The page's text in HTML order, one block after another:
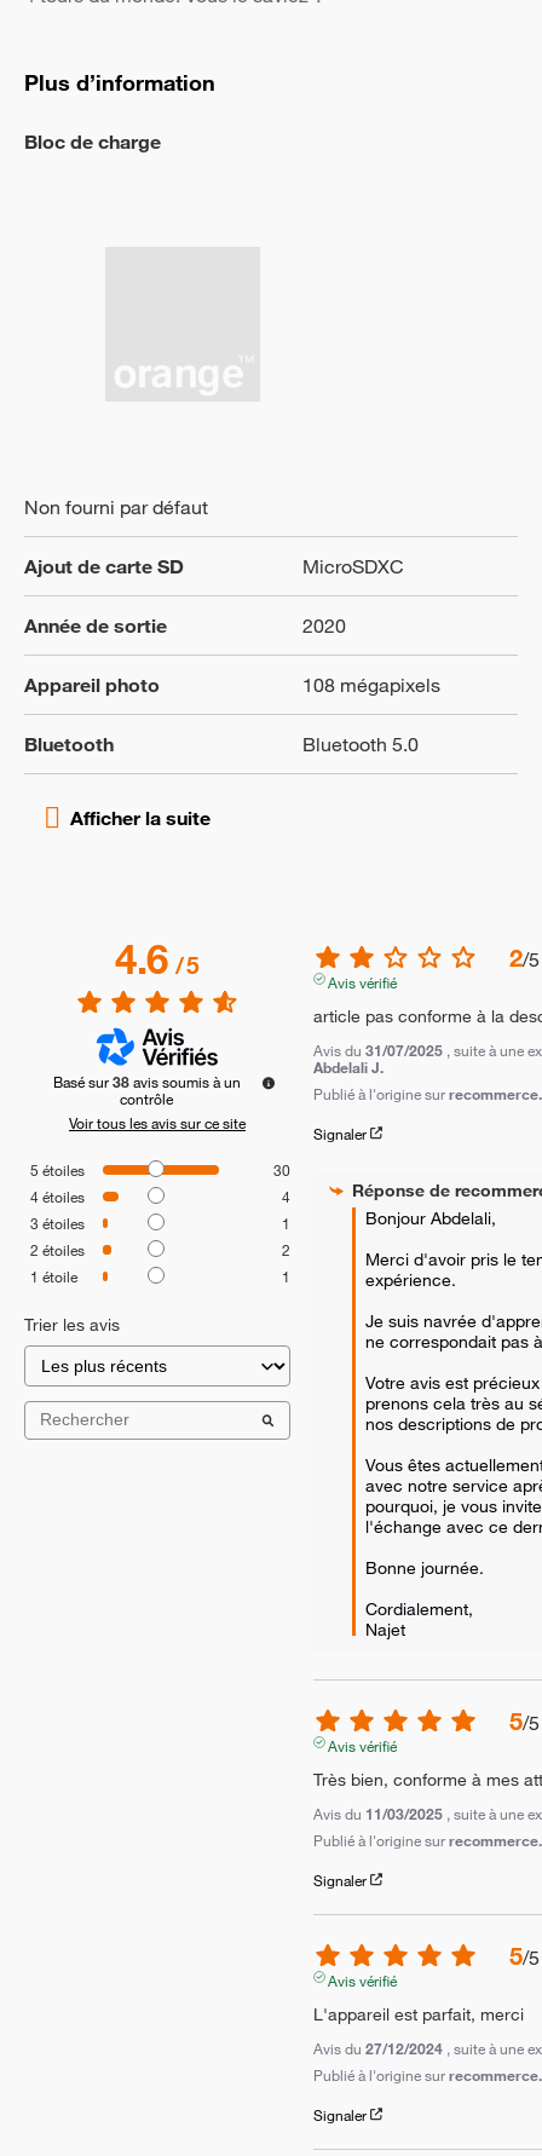
Plus d’information
Bloc de charge
Non fourni par défaut
Ajout de carte SD MicroSDXC
Année de sortie 2020
Appareil photo 108 mégapixels
Bluetooth Bluetooth 5.0
4.6/5
Basé sur38 avis soumis à un
contrôle
Voir tous les avis sur ce site
5 étoiles
30
4étoiles
4
3 étoiles
1
2 étoiles
2
1 étoile 1
Trier les avis
2/5
Avis vérifié
article pas conforme à la
Avis du 31/07/2025 , suite à une
Abdelali J.
Publié à l'origine sur
Signaler
Réponse de
Bonjour Abdelali,
Merci d'avoir pris le
expérience.
Je suis navrée
ne correspondait pas
Votre avis est
prenons cela très au
nos descriptions de
Vous êtes
avec notre service
pourquoi, je vous
l'échange avec ce
Bonne journée.
Cordialement,
Najet
5/5
Avis vérifié
Très bien, conforme à mes
Avis du 11/03/2025 , suite à une
Publié à l'origine sur
Signaler
5/5
Avis vérifié
L'appareil est parfait, merci
Avis du 27/12/2024 , suite à une
Publié à l'origine sur
Signaler